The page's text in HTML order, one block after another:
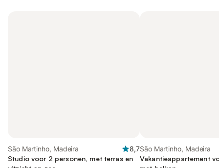
São Martinho, Madeira
8,7
Studio voor 2 personen, met terras en
São Martinho, Madeira
Vakantieappartement